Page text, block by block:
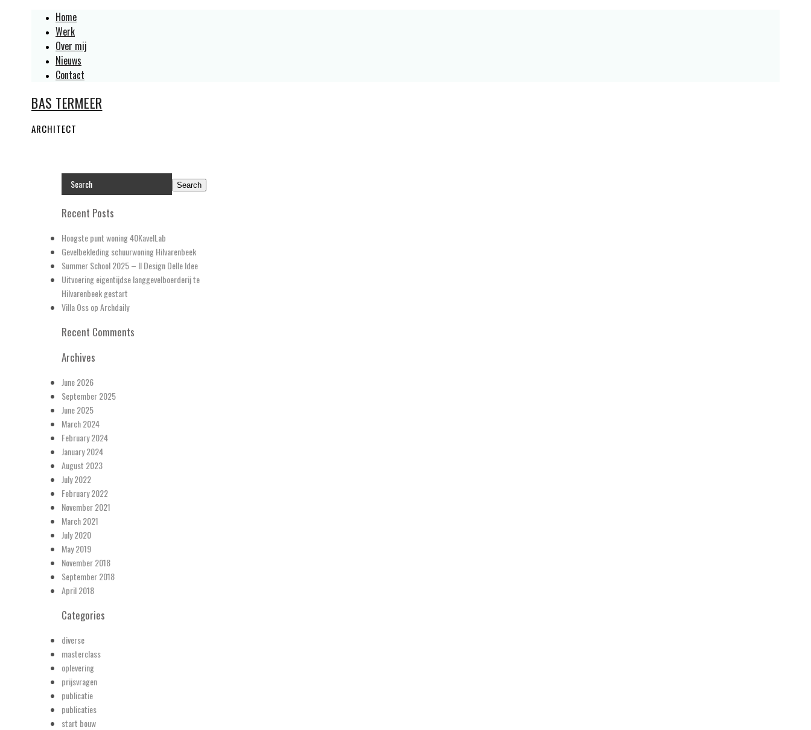
Home
Werk
Over mij
Nieuws
Contact
BAS TERMEER
ARCHITECT
Recent Posts
Hoogste punt woning 40KavelLab
Gevelbekleding schuurwoning Hilvarenbeek
Summer School 2025 – Il Design Delle Idee
Uitvoering eigentijdse langgevelboerderij te
Hilvarenbeek gestart
Villa Oss op Archdaily
Recent Comments
Archives
June 2026
September 2025
June 2025
March 2024
February 2024
January 2024
August 2023
July 2022
February 2022
November 2021
March 2021
July 2020
May 2019
November 2018
September 2018
April 2018
Categories
diverse
masterclass
oplevering
prijsvragen
publicatie
publicaties
start bouw